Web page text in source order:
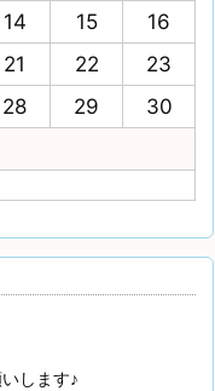
14 15
16
21 22
23
28 29
30
します♪